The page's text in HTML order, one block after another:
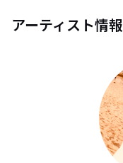
アーティスト情報